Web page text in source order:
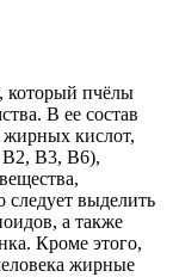
который пчёлы
В ее состав
жирных кислот,
B3, B6),
выделить
а также
Кроме этого,
жирные